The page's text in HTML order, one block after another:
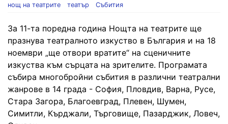
нощ на театрите
театър Събития
За 11-та поредна година Нощта на театрите ще
празнува театралното изкуство в България и на 18
ноември „ще отвори вратите“ на сценичните
изкуства към сърцата на зрителите. Програмата
събира многобройни събития в различни театрални
жанрове в 14 града - София, Пловдив, Варна, Русе,
Стара Загора, Благоевград, Плевен, Шумен,
Симитли, Кърджали, Търговище, Пазарджик, Ловеч,